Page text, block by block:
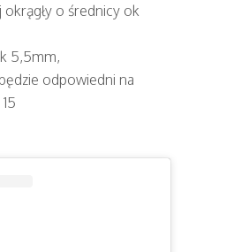
o średnicy ok
5,5mm,
odpowiedni na